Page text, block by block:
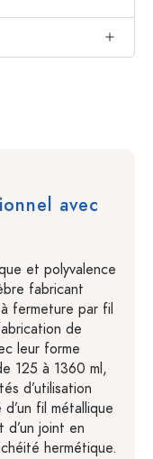
avec
et polyvalence
fabricant
fermeture par fil
de
leur forme
125 à 1360 ml,
d’utilisation
fil métallique
d’un joint en
hermétique.